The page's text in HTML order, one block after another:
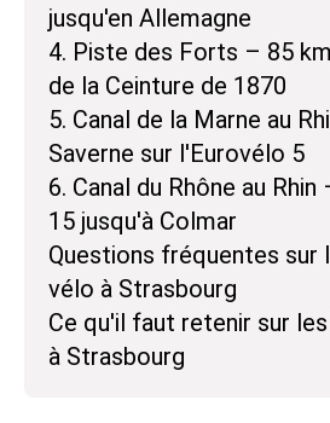
jusqu'en Allemagne
4. Piste des Forts – 85
de la Ceinture de 1870
5. Canal de la Marne au
Saverne sur l'Eurovélo 5
6. Canal du Rhône au
15 jusqu'à Colmar
Questions fréquentes sur
vélo à Strasbourg
Ce qu'il faut retenir sur
à Strasbourg